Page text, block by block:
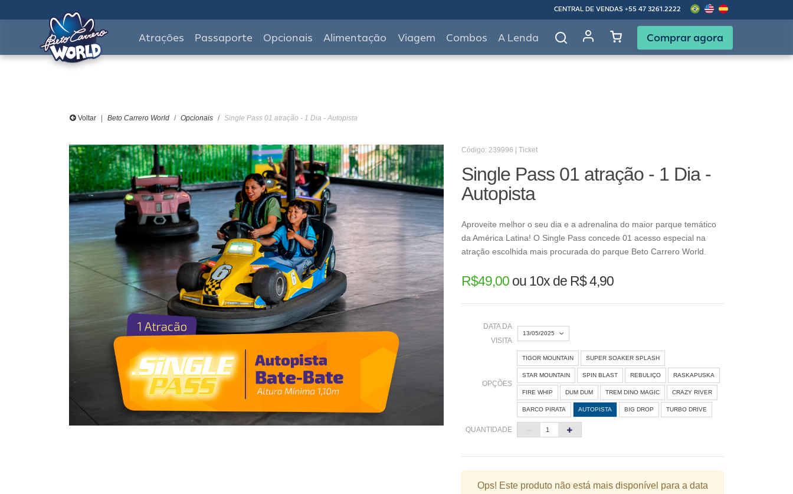
CENTRAL DE VENDAS +55 47 3261.2222
Atrações Passaporte Opcionais Alimentação Viagem Combos A Lenda Comprar agora
Voltar Beto Carrero World Opcionais Single Pass 01 atração - 1 Dia - Autopista
Código: 239996 | Ticket
Single Pass 01 atração - 1 Dia -
Autopista
Aproveite melhor o seu dia e a adrenalina do maior parque temático
da América Latina! O Single Pass concede 01 acesso especial na
atração escolhida mais procurada do parque Beto Carrero World.
R$49,00ou 10x de R$ 4,90
DATA DA
VISITA
13/05/2025
« Agosto 2026 »
D S Q Q S S
1
24 25
OPÇÕES
TIGOR MOUNTAIN SUPER SOAKER SPLASH
STAR MOUNTAIN SPIN BLAST REBULIÇO RASKAPUSKA
FIRE WHIP DUM DUM TREM DINO MAGIC CRAZY RIVER
BARCO PIRATA AUTOPISTA BIG DROP TURBO DRIVE
QUANTIDADE
Ops! Este produto não está mais disponível para a data